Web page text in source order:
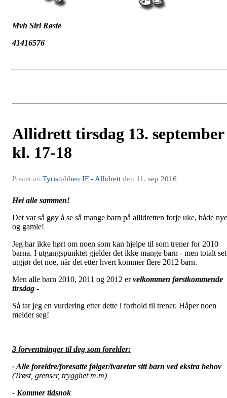
Mvh Siri Røste
41416576
Allidrett tirsdag 13. september
kl. 17-18
Postet av Tyristubben IF - Allidrett den 11. sep 2016
Hei alle sammen!
Det var så gøy å se så mange barn på allidretten forje uke, både nye
og gamle!
Jeg har ikke hørt om noen som kan hjelpe til som trener for 2010
barna. I utgangspunktet gjelder det ikke mange barn - men totalt
utgjør det noe, når det etter hvert kommer flere 2012 barn.
Men alle barn 2010, 2011 og 2012 ervelkommen førstkommende
tirsdag -
Så tar jeg en vurdering etter dette i forhold til trener. Håper noen
melder seg!
3 forventninger til deg som forelder:
- Alle foreldre/foresatte følger/ivaretar sitt barn ved ekstra behov
(Trøst, grenser, trygghet m.m)
- Kommer tidsnok